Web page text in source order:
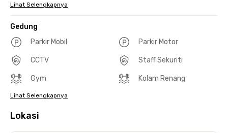
Lihat Selengkapnya
Gedung
Parkir Mobil
Parkir Motor
CCTV Staff Sekuriti
Gym Kolam Renang
Lihat Selengkapnya
Lokasi